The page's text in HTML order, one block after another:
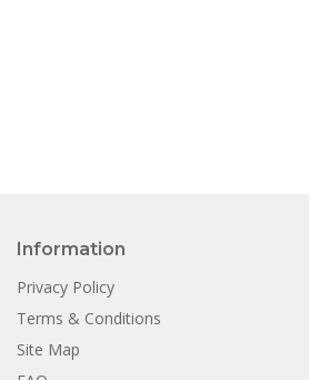
Information
Privacy Policy
Terms & Conditions
Site Map